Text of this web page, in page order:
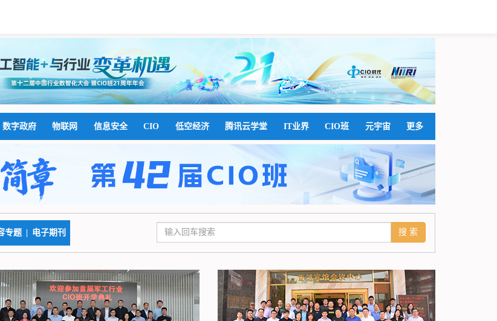
数字政府 物联网 信息安全 CIO 低空经济 腾讯云学堂 IT业界 CIO班 元宇宙 更多
专题 电子期刊